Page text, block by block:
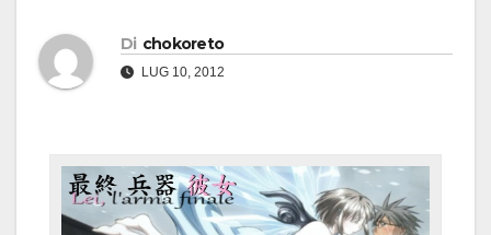
Di chokoreto
LUG 10, 2012